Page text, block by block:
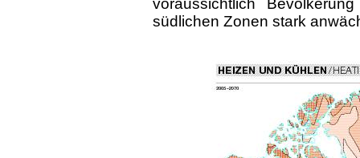
voraussichtlich
südlichen Zonen stark